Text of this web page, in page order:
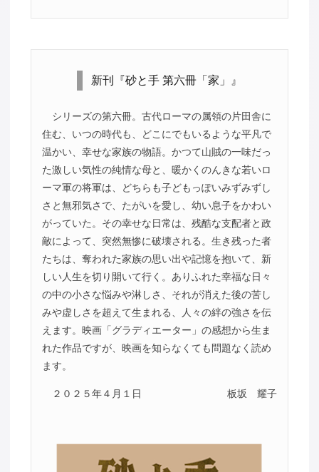
新刊『砂と手 第六冊「家」』
シリーズの第六冊。古代ローマの属領の片田舎に
住む、いつの時代も、どこにでもいるような平凡で
温かい、幸せな家族の物語。かつて山賊の一味だっ
た激しい気性の純情な母と、暖かくのんきな若いロ
ーマ軍の将軍は、どちらも子どもっぽいみずみずし
さと無邪気さで、たがいを愛し、幼い息子をかわい
がっていた。その幸せな日常は、残酷な支配者と政
敵によって、突然無惨に破壊される。生き残った者
たちは、奪われた家族の思い出や記憶を抱いて、新
しい人生を切り開いて行く。ありふれた幸福な日々
の中の小さな悩みや淋しさ、それが消えた後の苦し
みや虚しさを超えて生まれる、人々の絆の強さを伝
えます。映画「グラディエーター」の感想から生ま
れた作品ですが、映画を知らなくても問題なく読め
ます。
２０２５年４月１日 板坂 耀子